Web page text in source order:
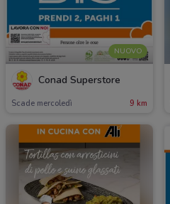
NUOVO
Conad Superstore
Scade mercoledì 9 km